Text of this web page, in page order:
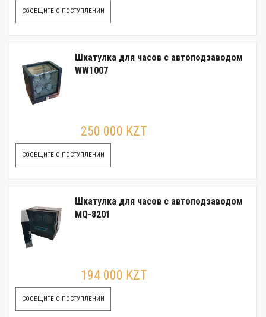
СООБЩИТЕ О ПОСТУПЛЕНИИ
Шкатулка для часов с автоподзаводом
WW1007
250 000 KZT
СООБЩИТЕ О ПОСТУПЛЕНИИ
Шкатулка для часов с автоподзаводом
MQ-8201
194 000 KZT
СООБЩИТЕ О ПОСТУПЛЕНИИ